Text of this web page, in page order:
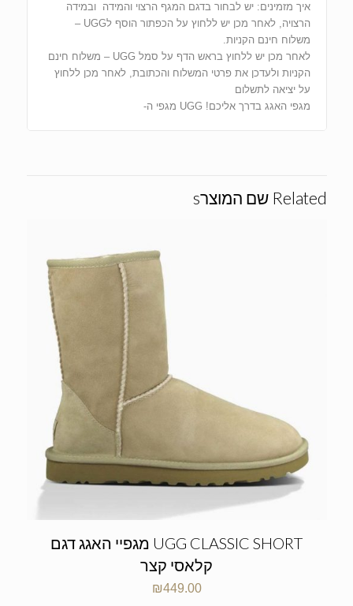
איך מזמינים: יש לבחור בדגם המגף הרצוי והמידה ובמידה
הרצויה, לאחר מכן יש ללחוץ על הכפתור הוסף לUGG –
משלוח חינם הקניות.
לאחר מכן יש ללחוץ בראש הדף על סמל UGG – משלוח חינם
הקניות ולעדכן את פרטי המשלוח והכתובת, לאחר מכן ללחוץ
על יציאה לתשלום
מגפי האגג בדרך אליכם! UGG מגפי ה-
Related שם המוצרs
UGG CLASSIC SHORT מגפיי האגג דגם
קלאסי קצר
₪449.00